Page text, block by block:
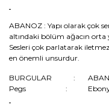
ABANOZ : Yapı olarak çok
altındaki bölüm ağacın
Sesleri çok parlatarak
en önemli unsurdur.
BURGULAR :
Pegs :